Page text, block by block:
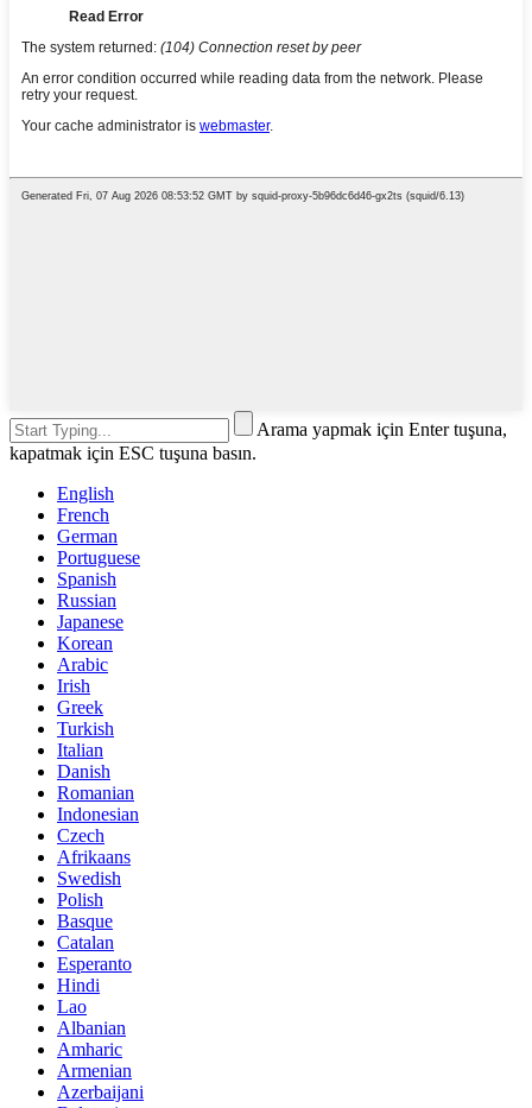
Arama yapmak için Enter tuşuna,
kapatmak için ESC tuşuna basın.
English
French
German
Portuguese
Spanish
Russian
Japanese
Korean
Arabic
Irish
Greek
Turkish
Italian
Danish
Romanian
Indonesian
Czech
Afrikaans
Swedish
Polish
Basque
Catalan
Esperanto
Hindi
Lao
Albanian
Amharic
Armenian
Azerbaijani